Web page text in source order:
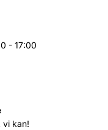
- 17:00
vi kan!